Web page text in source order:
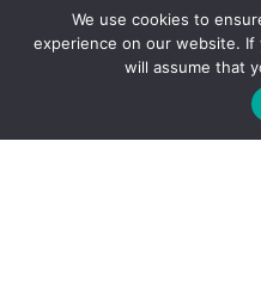
We use cookies to
experience on our website.
will assume that